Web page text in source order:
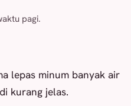
pagi.
lepas minum banyak air
kurang jelas.